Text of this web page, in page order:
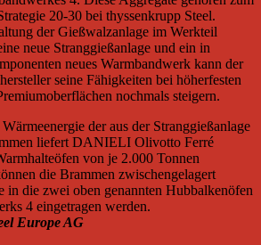
20-30 bei thyssenkrupp Steel.
der Gießwalzanlage im Werkteil
neue Stranggießanlage und ein in
neues Warmbandwerk kann der
seine Fähigkeiten bei höherfesten
nochmals steigern.
der aus der Stranggießanlage
liefert DANIELI Olivotto Ferré
von je 2.000 Tonnen
die Brammen zwischengelagert
in die zwei oben genannten Hubbalkenöfen
4 eingetragen werden.
Europe AG